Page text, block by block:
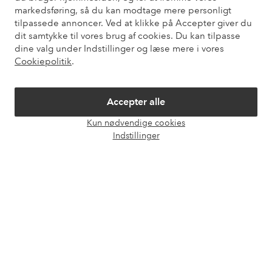
markedsføring, så du kan modtage mere personligt
tilpassede annoncer. Ved at klikke på Accepter giver du
dit samtykke til vores brug af cookies. Du kan tilpasse
dine valg under Indstillinger og læse mere i vores
Cookiepolitik.
Accepter alle
Kun nødvendige cookies
Indstillinger
Mine sider